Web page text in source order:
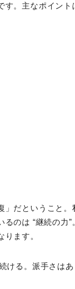
す。 主なポイント
」 だということ。
るのは “継続の力”
ります。
ける 。派手さはあ